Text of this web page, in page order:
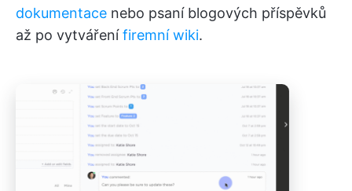
dokumentace nebo psaní blogových příspěvků
až po vytvářenífiremní wiki.